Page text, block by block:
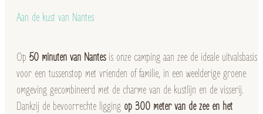
Aan de kust van Nantes
Op 50 minuten van Nantesis onze camping aan zee de ideale uitvalsbasis
voor een tussenstop met vrienden of familie, in een weelderige groene
omgeving gecombineerd met de charme van de kustlijn en de visserij.
Dankzij de bevoorrechte ligging op 300 meter van de zee en het